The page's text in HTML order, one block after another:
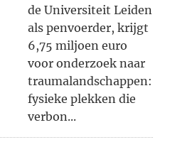
de Universiteit Leiden
als penvoerder, krijgt
6,75 miljoen euro
voor onderzoek naar
traumalandschappen:
fysieke plekken die
verbon...